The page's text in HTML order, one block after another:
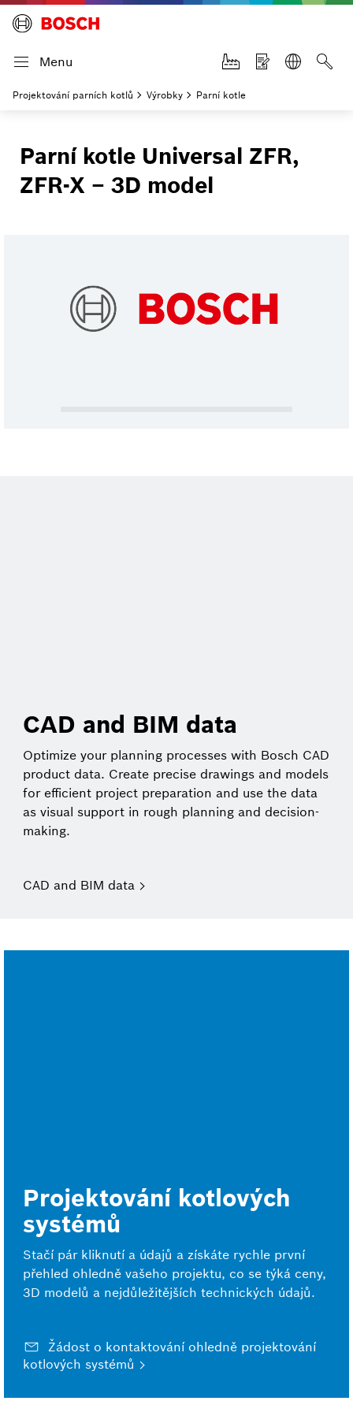
Menu
Projektování parních kotlů Výrobky Parní kotle
Parní kotle Universal ZFR,
ZFR-X – 3D model
CAD and BIM data
Optimize your planning processes with Bosch CAD
product data. Create precise drawings and models
for efficient project preparation and use the data
as visual support in rough planning and decision-
making.
CAD and BIM data
Projektování kotlových
systémů
Stačí pár kliknutí a údajů a získáte rychle první
přehled ohledně vašeho projektu, co se týká ceny,
3D modelů a nejdůležitějších technických údajů.
Žádost o kontaktování ohledně projektování
kotlových systémů